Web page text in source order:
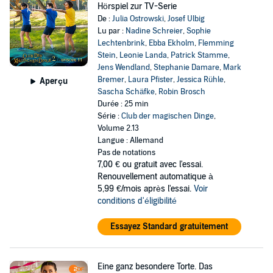
Aperçu
Hörspiel zur TV-Serie
De :Julia Ostrowski,Josef Ulbig
Lu par : Nadine Schreier,Sophie
Lechtenbrink, Ebba Ekholm, Flemming
Stein, Leonie Landa, Patrick Stamme,
Jens Wendland,Stephanie Damare, Mark
Bremer, Laura Pfister,Jessica Rühle,
Sascha Schäfke, Robin Brosch
Durée : 25 min
Série :Club der magischen Dinge,
Volume 2.13
Langue : Allemand
Pas de notations
7,00 € ou gratuit avec l'essai.
Renouvellement automatique à
5,99 €/mois après l'essai. Voir
conditions d'éligibilité
Essayez Standard gratuitement
Eine ganz besondere Torte. Das